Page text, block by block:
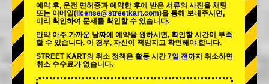
예약 후, 운전 면허증과 예약한 후에 받은 서류의 사진을 채팅
또는 이메일( license@streetkart.com)을 통해 보내주시면,
미리 확인하여 문제를 확인할 수 있습니다.
만약 아주 가까운 날짜에 예약을 원하시면, 확인할 시간이 부족
할 수 있습니다. 이 경우, 자신이 책임지고 확인해야 합니다.
STREET KART의 취소 정책은 활동 시간7일 전까지 취소하면
취소 수수료가 없습니다.